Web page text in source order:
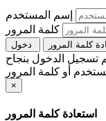
إسم المستخدم
كلمة المرور
كلمة المرور
تسجيل الدخول بنجاح
×
استعادة كلمة المرور